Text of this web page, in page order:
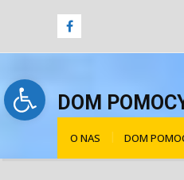
Open toolbar
DOM
O NAS DOM